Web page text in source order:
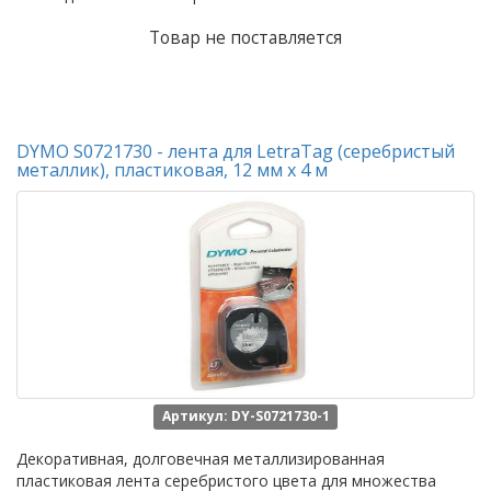
Товар не поставляется
DYMO S0721730 - лента для LetraTag (серебристый
металлик), пластиковая, 12 мм х 4 м
Артикул: DY-S0721730-1
Декоративная, долговечная металлизированная
пластиковая лента серебристого цвета для множества